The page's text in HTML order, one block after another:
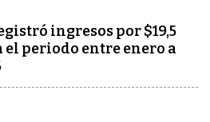
ingresos por $19,5
periodo entre enero a